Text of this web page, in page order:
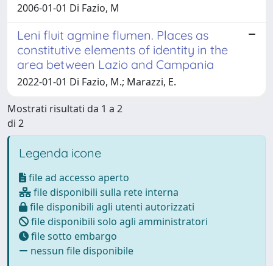
2006-01-01 Di Fazio, M
Leni fluit agmine flumen. Places as
constitutive elements of identity in the
area between Lazio and Campania
2022-01-01 Di Fazio, M.; Marazzi, E.
Mostrati risultati da 1 a 2
di 2
Legenda icone
file ad accesso aperto
file disponibili sulla rete interna
file disponibili agli utenti autorizzati
file disponibili solo agli amministratori
file sotto embargo
nessun file disponibile